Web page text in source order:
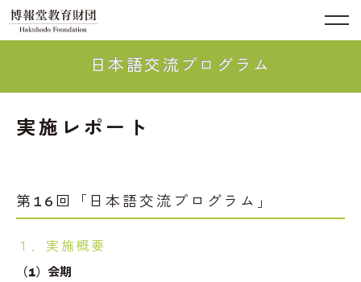
日本語交流プログラム
実施レポート
第16回「日本語交流プログラム」
１．実施概要
（1）会期